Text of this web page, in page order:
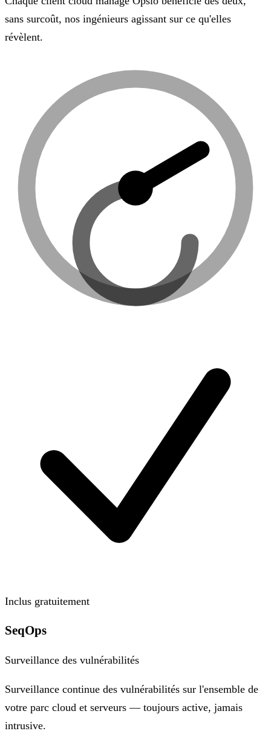
sans surcoût, nos ingénieurs agissant sur ce qu'elles
révèlent.
Inclus gratuitement
SeqOps
Surveillance des vulnérabilités
Surveillance continue des vulnérabilités sur l'ensemble de
votre parc cloud et serveurs — toujours active, jamais
intrusive.